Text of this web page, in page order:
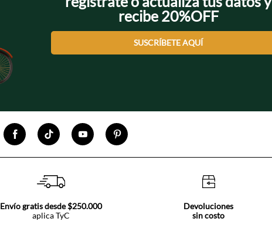
recibe 20%OFF
SUSCRÍBETE AQUÍ
Envío gratis desde $250.000
aplica TyC
Devoluciones
sin costo